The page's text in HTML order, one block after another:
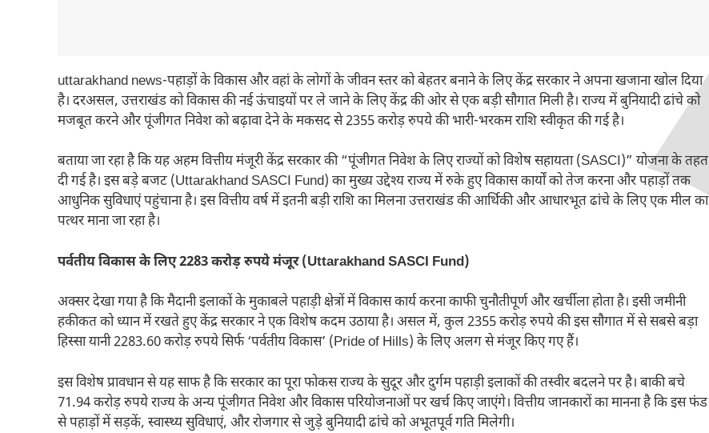
uttarakhand news-पहाड़ों के विकास और वहां के लोगों के जीवन स्तर को बेहतर बनाने के लिए केंद्र सरकार ने अपना खजाना खोल दिया
है। दरअसल, उत्तराखंड को विकास की नई ऊंचाइयों पर ले जाने के लिए केंद्र की ओर से एक बड़ी सौगात मिली है। राज्य में बुनियादी ढांचे को
मजबूत करने और पूंजीगत निवेश को बढ़ावा देने के मकसद से 2355 करोड़ रुपये की भारी-भरकम राशि स्वीकृत की गई है।
बताया जा रहा है कि यह अहम वित्तीय मंजूरी केंद्र सरकार की “पूंजीगत निवेश के लिए राज्यों को विशेष सहायता (SASCI)” योजना के तहत
दी गई है। इस बड़े बजट (Uttarakhand SASCI Fund) का मुख्य उद्देश्य राज्य में रुके हुए विकास कार्यों को तेज करना और पहाड़ों तक
आधुनिक सुविधाएं पहुंचाना है। इस वित्तीय वर्ष में इतनी बड़ी राशि का मिलना उत्तराखंड की आर्थिकी और आधारभूत ढांचे के लिए एक मील का
पत्थर माना जा रहा है।
पर्वतीय विकास के लिए 2283 करोड़ रुपये मंजूर (Uttarakhand SASCI Fund)
अक्सर देखा गया है कि मैदानी इलाकों के मुकाबले पहाड़ी क्षेत्रों में विकास कार्य करना काफी चुनौतीपूर्ण और खर्चीला होता है। इसी जमीनी
हकीकत को ध्यान में रखते हुए केंद्र सरकार ने एक विशेष कदम उठाया है। असल में, कुल 2355 करोड़ रुपये की इस सौगात में से सबसे बड़ा
हिस्सा यानी 2283.60 करोड़ रुपये सिर्फ ‘पर्वतीय विकास’ (Pride of Hills) के लिए अलग से मंजूर किए गए हैं।
इस विशेष प्रावधान से यह साफ है कि सरकार का पूरा फोकस राज्य के सुदूर और दुर्गम पहाड़ी इलाकों की तस्वीर बदलने पर है। बाकी बचे
71.94 करोड़ रुपये राज्य के अन्य पूंजीगत निवेश और विकास परियोजनाओं पर खर्च किए जाएंगे। वित्तीय जानकारों का मानना है कि इस फंड
से पहाड़ों में सड़कें, स्वास्थ्य सुविधाएं, और रोजगार से जुड़े बुनियादी ढांचे को अभूतपूर्व गति मिलेगी।